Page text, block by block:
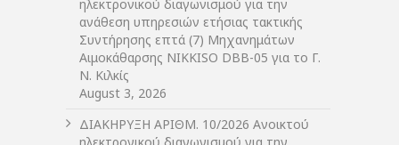
ηλεκτρονικού διαγωνισμού για την
ανάθεση υπηρεσιών ετήσιας τακτικής
Συντήρησης επτά (7) Μηχανημάτων
Αιμοκάθαρσης NIKKISO DBB-05 για το Γ.
Ν. Κιλκίς
August 3, 2026
ΔIΑΚΗΡΥΞΗ ΑΡIΘΜ. 10/2026 Ανοικτού
ηλεκτρονικού διαγωνισμού για την